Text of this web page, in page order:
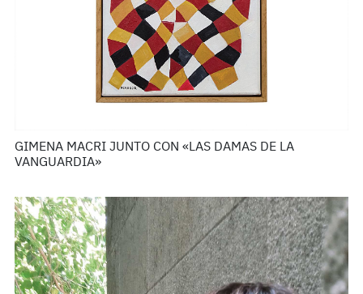
GIMENA MACRI JUNTO CON «LAS DAMAS DE LA
VANGUARDIA»